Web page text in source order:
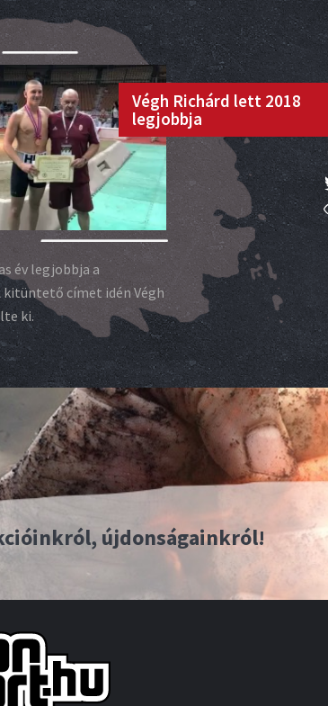
év legjobbja a
kitüntető címet idén Végh
ki.
Végh Richárd lett 2018
legjobbja
újdonságainkról!